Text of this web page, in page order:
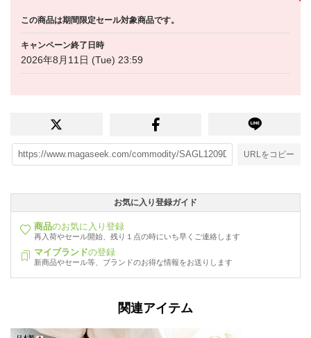
この商品は期間限定セール対象商品です。
キャンペーン終了日時
2026年8月11日 (Tue) 23:59
URLをコピー
お気に入り登録ガイド
商品のお気に入り登録
再入荷やセール開始、残り１点の時にいち早くご連絡します
マイブランドの登録
新商品やセール等、ブランドのお得な情報をお送りします
関連アイテム